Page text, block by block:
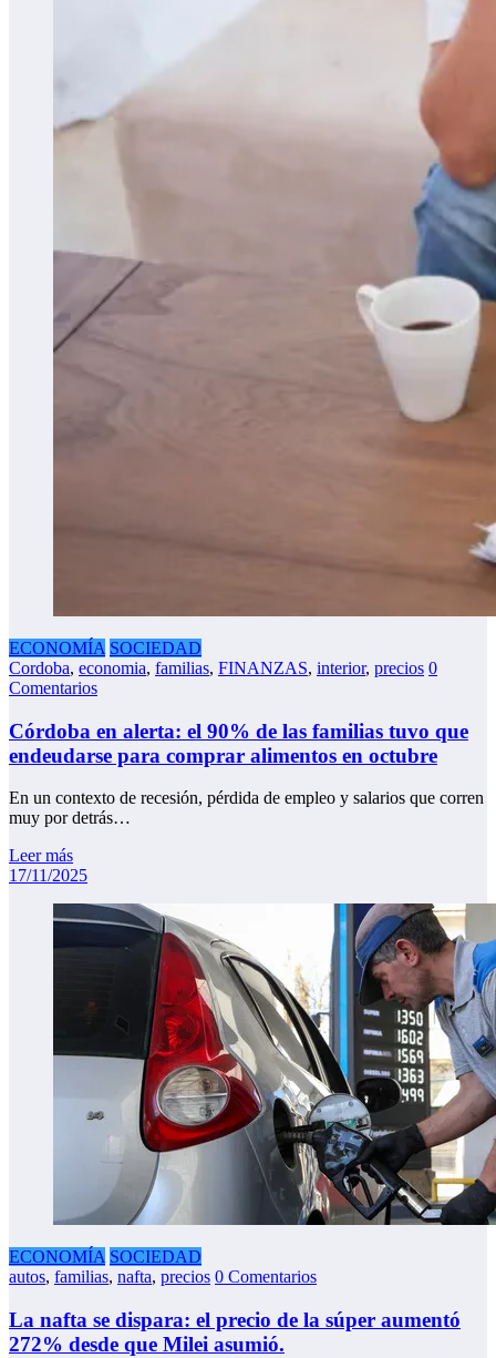
ECONOMÍA SOCIEDAD
Cordoba, economia, familias, FINANZAS, interior, precios 0
Comentarios
Córdoba en alerta: el 90% de las familias tuvo que
endeudarse para comprar alimentos en octubre
En un contexto de recesión, pérdida de empleo y salarios que corren
muy por detrás…
Leer más
17/11/2025
ECONOMÍA SOCIEDAD
autos, familias, nafta, precios 0 Comentarios
La nafta se dispara: el precio de la súper aumentó
272% desde que Milei asumió.